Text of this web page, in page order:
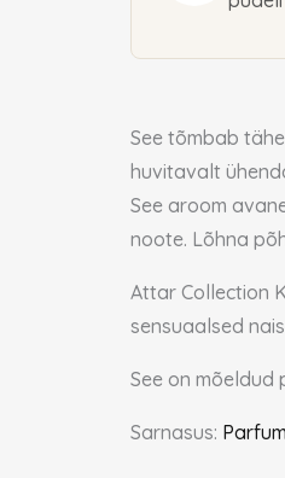
See tõmbab
huvitavalt
See aroom
noote. Lõhna
Attar Collection
sensuaalsed
See on
Sarnasus: